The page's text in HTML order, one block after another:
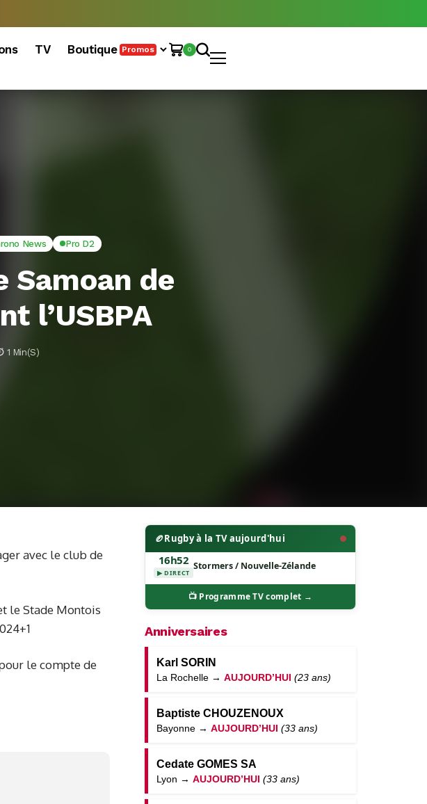
TV Boutique Promos 0
News Pro D2
Samoan de
l’USBPA
1 Min(s)
avec le club de
le Stade Montois
le compte de
🏉Rugby à la TV aujourd'hui
16h52
▶ DIRECT
Stormers / Nouvelle-Zélande
📺 Programme TV complet →
Anniversaires
Karl SORIN
La Rochelle → AUJOURD’HUI (23 ans)
Baptiste CHOUZENOUX
Bayonne → AUJOURD’HUI (33 ans)
Cedate GOMES SA
Lyon → AUJOURD’HUI (33 ans)